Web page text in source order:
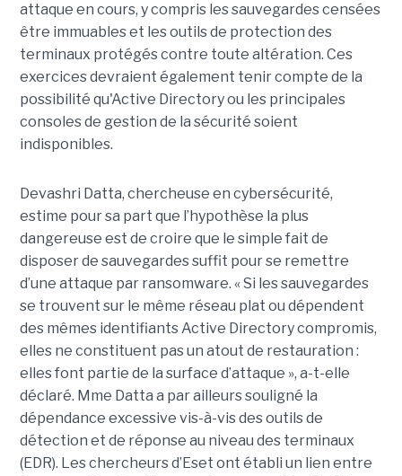
attaque en cours, y compris les sauvegardes censées
être immuables et les outils de protection des
terminaux protégés contre toute altération. Ces
exercices devraient également tenir compte de la
possibilité qu'Active Directory ou les principales
consoles de gestion de la sécurité soient
indisponibles.
Devashri Datta, chercheuse en cybersécurité,
estime pour sa part que l’hypothèse la plus
dangereuse est de croire que le simple fait de
disposer de sauvegardes suffit pour se remettre
d’une attaque par ransomware. « Si les sauvegardes
se trouvent sur le même réseau plat ou dépendent
des mêmes identifiants Active Directory compromis,
elles ne constituent pas un atout de restauration :
elles font partie de la surface d’attaque », a-t-elle
déclaré. Mme Datta a par ailleurs souligné la
dépendance excessive vis-à-vis des outils de
détection et de réponse au niveau des terminaux
(EDR). Les chercheurs d’Eset ont établi un lien entre